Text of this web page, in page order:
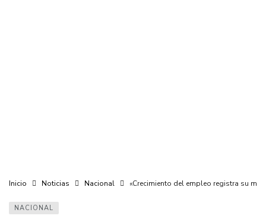
Inicio Noticias Nacional «Crecimiento del empleo registra su
NACIONAL